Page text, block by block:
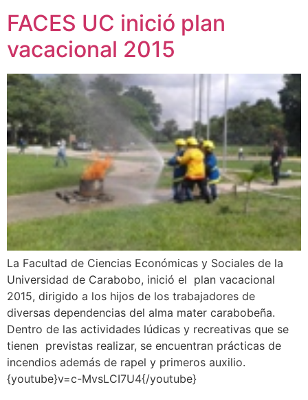
FACES UC inició plan
vacacional 2015
La Facultad de Ciencias Económicas y Sociales de la
Universidad de Carabobo, inició el plan vacacional
2015, dirigido a los hijos de los trabajadores de
diversas dependencias del alma mater carabobeña.
Dentro de las actividades lúdicas y recreativas que se
tienen previstas realizar, se encuentran prácticas de
incendios además de rapel y primeros auxilio.
{youtube}v=c-MvsLCI7U4{/youtube}